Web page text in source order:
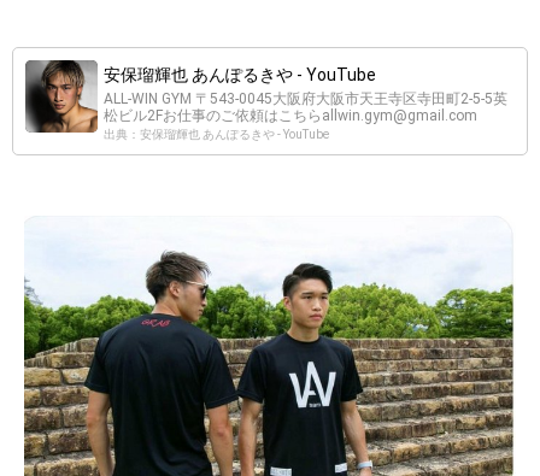
安保瑠輝也 あんぽるきや - YouTube
ALL-WIN GYM 〒543-0045大阪府大阪市天王寺区寺田町2-5-5英
松ビル2Fお仕事のご依頼はこちら allwin.gym@gmail.com
出典：安保瑠輝也 あんぽるきや - YouTube